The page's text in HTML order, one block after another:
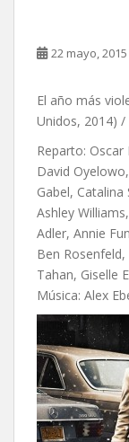
22 mayo, 2015
El año más
Unidos, 2014) /
Reparto: Oscar
David
Gabel,
Ashley
Adler, Annie
Ben
Tahan, Giselle
Música: Alex